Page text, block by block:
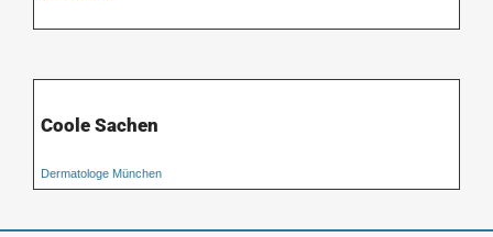
Coole Sachen
Dermatologe München